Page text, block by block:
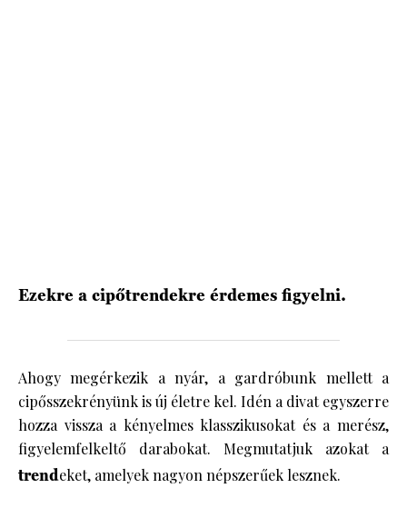
Ezekre a cipőtrendekre érdemes figyelni.
Ahogy megérkezik a nyár, a gardróbunk mellett a
cipősszekrényünk is új életre kel. Idén a divat egyszerre
hozza vissza a kényelmes klasszikusokat és a merész,
figyelemfelkeltő darabokat. Megmutatjuk azokat a
trendeket, amelyek nagyon népszerűek lesznek.